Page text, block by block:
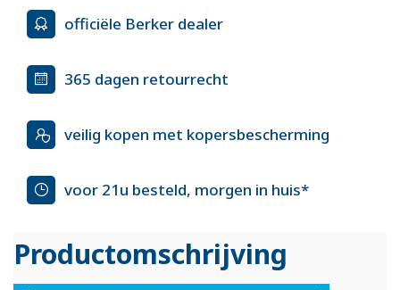
officiële Berker dealer
365 dagen retourrecht
veilig kopen met kopersbescherming
voor 21u besteld, morgen in huis*
Productomschrijving